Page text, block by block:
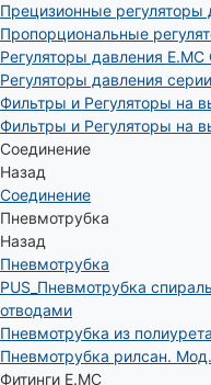
Прецизионные регуляторы
Пропорциональные
Регуляторы давления E.MC
Регуляторы давления
Фильтры и Регуляторы на
Фильтры и Регуляторы на
Соединение
Назад
Соединение
Пневмотрубка
Назад
Пневмотрубка
PUS_Пневмотрубка
отводами
Пневмотрубка из
Пневмотрубка рилсан.
Фитинги E.MC